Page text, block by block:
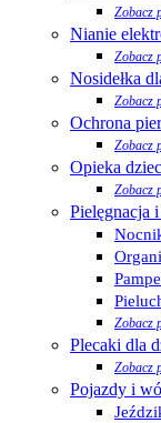
Zobacz
Nianie
Zobacz
Nosidełka
Zobacz
Ochrona
Zobacz
Opieka
Zobacz
Pielęgnacja
Zobacz
Plecaki dla
Zobacz
Pojazdy i